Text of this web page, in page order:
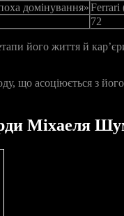
домінування»Ferrari
72
його життя й
що асоціюється з
Міхаеля